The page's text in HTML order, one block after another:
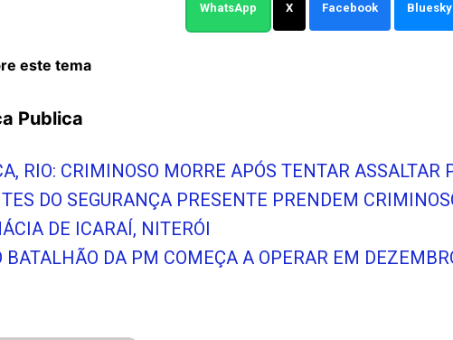
WhatsApp X Facebook Bluesky
este tema
Publica
RIO: CRIMINOSO MORRE APÓS TENTAR
DO SEGURANÇA PRESENTE PRENDEM
DE ICARAÍ, NITERÓI
BATALHÃO DA PM COMEÇA A OPERAR EM